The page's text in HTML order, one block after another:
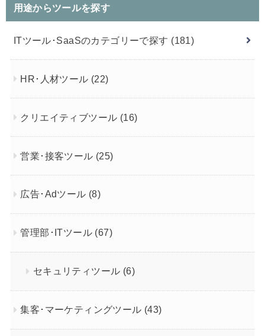
用途からツールを探す
ITツール･SaaSのカテゴリーで探す (181)
HR･人材ツール (22)
クリエイティブツール (16)
営業･接客ツール (25)
広告･Adツール (8)
管理部･ITツール (67)
セキュリティツール (6)
集客･マーケティングツール (43)